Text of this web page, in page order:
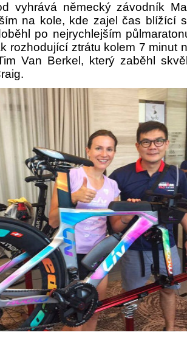
vyhrává německý závodník
na kole, kde zajel čas blížící
po nejrychlejším
rozhodující ztrátu kolem 7 minut
Van Berkel, který zaběhl